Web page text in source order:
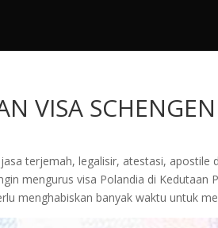
VISA
terjemah, legalisir, atestasi,
mengurus visa Polandia di Kedutaan
menghabiskan banyak waktu untuk